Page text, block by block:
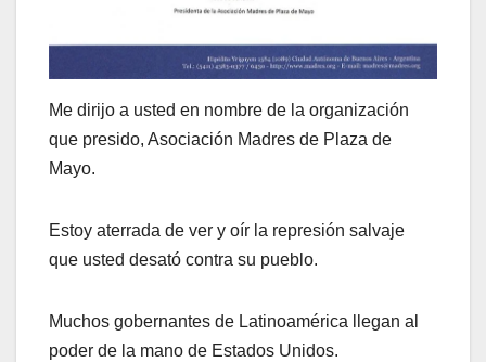
Me dirijo a usted en nombre de la organización
que presido, Asociación Madres de Plaza de
Mayo.
Estoy aterrada de ver y oír la represión salvaje
que usted desató contra su pueblo.
Muchos gobernantes de Latinoamérica llegan al
poder de la mano de Estados Unidos.